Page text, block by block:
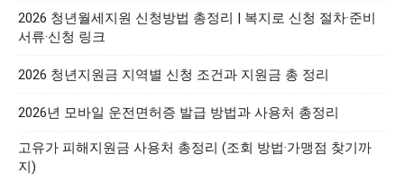
2026 청년월세지원 신청방법 총정리 | 복지로 신청 절차·준비
서류·신청 링크
2026 청년지원금 지역별 신청 조건과 지원금 총 정리
2026년 모바일 운전면허증 발급 방법과 사용처 총정리
고유가 피해지원금 사용처 총정리 (조회 방법·가맹점 찾기까
지)